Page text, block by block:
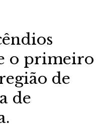
o primeiro
de
de